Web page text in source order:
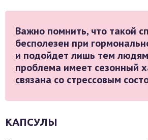
Важно помнить, что такой
бесполезен при
и подойдет лишь тем
проблема имеет сезонный
связана со стрессовым
КАПСУЛЫ